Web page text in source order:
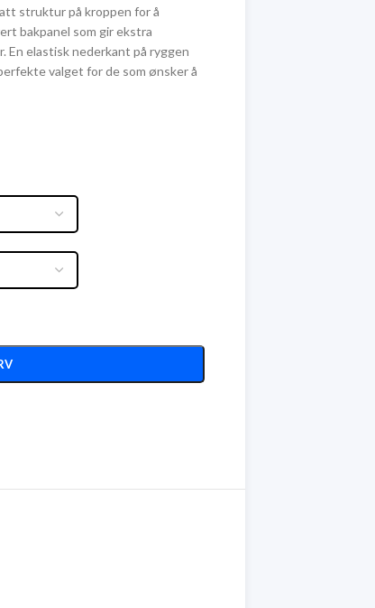
struktur på kroppen for å
bakpanel som gir ekstra
En elastisk nederkant på ryggen
valget for de som ønsker å